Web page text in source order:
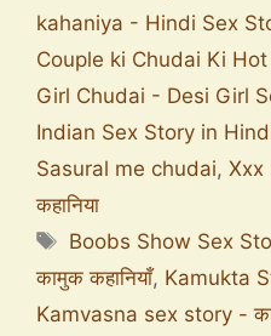
kahaniya - Hindi Sex
Couple ki Chudai Ki
Girl Chudai - Desi Girl
Indian Sex Story in
Sasural me chudai, Xxx
कहानिया
Boobs Show Sex
कामुक कहानियाँ, Kamukta
Kamvasna sex story -